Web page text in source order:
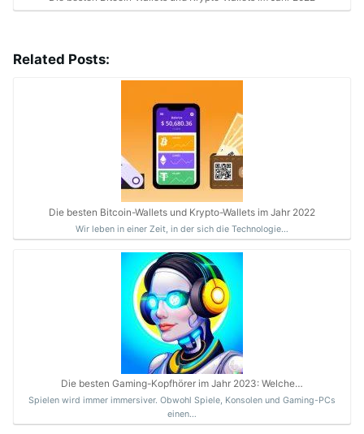
Related Posts:
Die besten Bitcoin-Wallets und Krypto-Wallets im Jahr 2022
Wir leben in einer Zeit, in der sich die Technologie…
Die besten Gaming-Kopfhörer im Jahr 2023: Welche…
Spielen wird immer immersiver. Obwohl Spiele, Konsolen und Gaming-PCs
einen…